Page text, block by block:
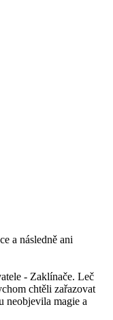
a následně ani
- Zaklínače. Leč
chtěli zařazovat
neobjevila magie a